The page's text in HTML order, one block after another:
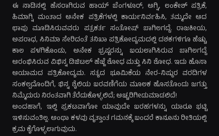
ಈ ನಾಡಿನಲ್ಲಿ ಹೆಸರಾಗಿರುವ ಹಾಯ್ ಬೆಂಗಳೂರ್, ಅಗ್ನಿ, ಲಂಕೇಶ್ ಪತ್ರಿಕೆ,
ಹಿಮಾಗ್ನಿ ಮಂತಾದ ಅನೇಕ ಪತ್ರಿಕೆಗಳಲ್ಲಿ ಕಾರ್ಯನಿರ್ವಹಿಸಿ, ತಮ್ಮದೇ ಆದ
ಛಾಪು ಮೂಡಿಸಿರುವವರು ಪತ್ರಕರ್ತ ಸಂತೋಷ್ ಬಾಗಿಲಗದ್ದೆ. ರಾಜಕೀಯ,
ಅಪರಾಧ, ಸಿನಿಮಾ ಸೇರಿದಂತೆ ತನಿಖಾ ಪತ್ರಿಕೋದ್ಯಮದಲ್ಲಿ ದಶಕಗಳಿಗೂ ಹೆಚ್ಚು
ಕಾಲ ಪಳಗಿಕೊಂಡು, ಅನೇಕ ಭ್ರಷ್ಟರನ್ನು ಬಯಲಾಗಿಸಿರುವ ಬಾಗಿಲಗದ್ದೆ
ಆರಂಭಿಸಿರುವ ವಿಭಿನ್ನ ಡಿಜಿಟಲ್ ಹೆಜ್ಜೆ ಶೋಧ ಮತ್ತು ಸಿನಿ ಶೋಧ. ಇದು ಹೊಸಾ
ಆಯಾಮದ ಪತ್ರಿಕೋದ್ಯಮ. ಸತ್ಯದ ಭೂಮಿಕೆಯ ನೇರ-ನಿಷ್ಠುರ ವರದಿಗಳ
ಸಂಕಲ್ಪದೊಂದಿಗೆ, ಭಿನ್ನ ಶೈಲಿಯ ಬರವಣಿಗೆಯ ಮೂಲಕ ಹೊಸತೊಂದು ಜಗತ್ತು
ನಿಮ್ಮೆದುರು ನಿರಂತವಾಗಿ ತೆರೆದುಕೊಳ್ಳಲಿದೆ; ಅಚ್ಚರಿಗೀಡುಮಾಡಲಿದೆ!
ಅಂದಹಾಗೆ, ಇಲ್ಲಿ ಪ್ರಕಟವಾಗೋ ಯಾವುದೇ ಬರಹಗಳನ್ನು ಯಾರೂ ಭಟ್ಟಿ
ಇಳಿಸುವಂತಿಲ್ಲ. ಅಂಥಾ ಕಳವು ವೃತ್ತಾಂತ ಗಮನಕ್ಕೆ ಬಂದರೆ ಕಾನೂನು ರೀತಿಯಲ್ಲಿ
ಕ್ರಮ ಕೈಗೊಳ್ಳಲಾಗುವುದು.